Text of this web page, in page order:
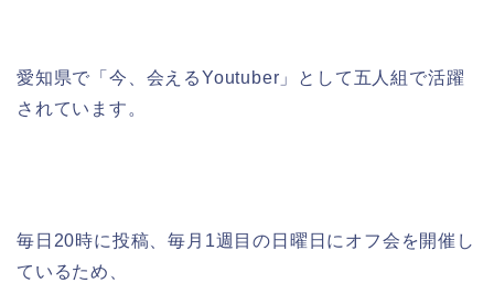
愛知県で「今、会えるYoutuber」として五人組で活躍
されています。
毎日20時に投稿、毎月1週目の日曜日にオフ会を開催し
ているため、